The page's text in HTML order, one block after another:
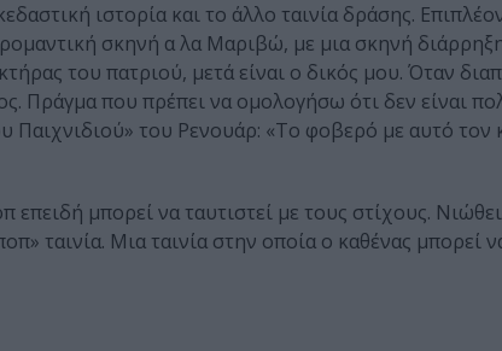
ιστορία και το άλλο ταινία δράσης.
σκηνή α λα Μαριβώ, με μια σκηνή
του πατριού, μετά είναι ο δικός μου. Όταν
Πράγμα που πρέπει να ομολογήσω ότι δεν είναι
του Ρενουάρ: «Το φοβερό με αυτό τον
μπορεί να ταυτιστεί με τους στίχους.
ταινία. Μια ταινία στην οποία ο καθένας μπορεί